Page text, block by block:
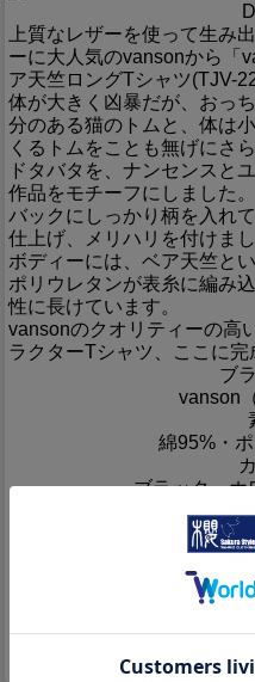
上質なレザーを使って生み
ーに大人気のvansonから「
ア天竺ロングTシャツ(TJV-
体が大きく凶暴だが、おっ
分のある猫のトムと、体は
くるトムをことも無げにさ
ドタバタを、ナンセンスと
作品をモチーフにしました。
バックにしっかり柄を入れ
仕上げ、メリハリを付けまし
ボディーには、ベア天竺と
ポリウレタンが表糸に編み
性に長けています。
vansonのクオリティーの高
ラクターTシャツ、ここに完
ブ
vanson
綿95%・
ブラック・ホ
（cm/約）
M
XXL